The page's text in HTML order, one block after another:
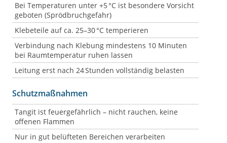
Bei Temperaturen unter +5 °C ist besondere Vorsicht
geboten (Sprödbruchgefahr)
Klebeteile auf ca. 25–30 °C temperieren
Verbindung nach Klebung mindestens 10 Minuten
bei Raumtemperatur ruhen lassen
Leitung erst nach 24 Stunden vollständig belasten
Schutzmaßnahmen
Tangit ist feuergefährlich – nicht rauchen, keine
offenen Flammen
Nur in gut belüfteten Bereichen verarbeiten